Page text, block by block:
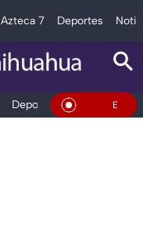
Azteca 7 Deportes
Deportes Espectáculos
En Vivo